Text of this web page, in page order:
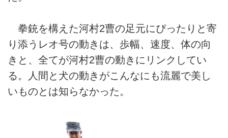
拳銃を構えた河村2曹の足元にぴったりと寄
り添うレオ号の動きは、歩幅、速度、体の向
きと、全てが河村2曹の動きにリンクしてい
る。人間と犬の動きがこんなにも流麗で美し
いものとは知らなかった。